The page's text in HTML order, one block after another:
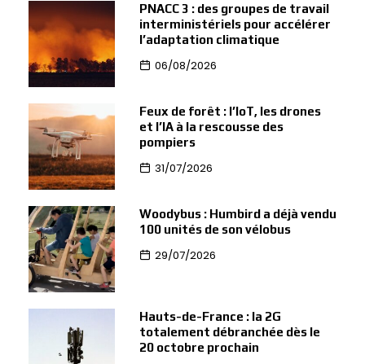
PNACC 3 : des groupes de travail
interministériels pour accélérer
l’adaptation climatique
06/08/2026
Feux de forêt : l’IoT, les drones
et l’IA à la rescousse des
pompiers
31/07/2026
Woodybus : Humbird a déjà vendu
100 unités de son vélobus
29/07/2026
Hauts-de-France : la 2G
totalement débranchée dès le
20 octobre prochain